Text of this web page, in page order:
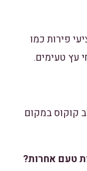
פירות כמו
עץ טעימים.
קוקוס במקום
טעם אחרות?